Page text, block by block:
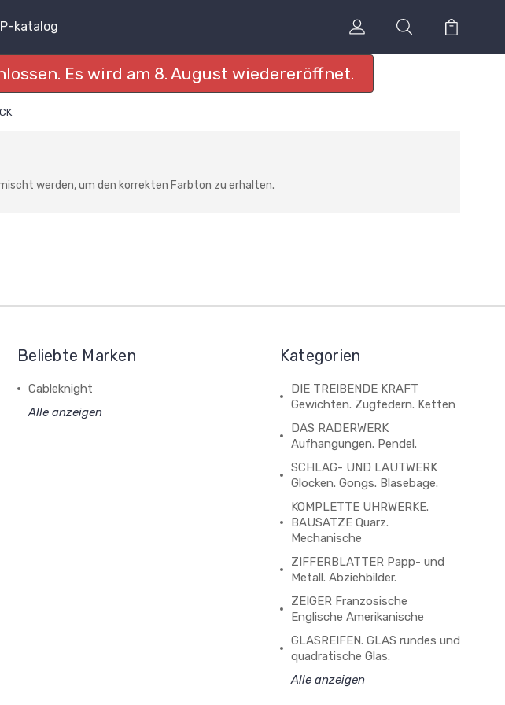
katalog
Es wird am 8. August wiedereröffnet.
werden, um den korrekten Farbton zu erhalten.
Beliebte Marken
Cableknight
Alle anzeigen
Kategorien
DIE TREIBENDE KRAFT
Gewichten. Zugfedern. Ketten
DAS RADERWERK
Aufhangungen. Pendel.
SCHLAG- UND LAUTWERK
Glocken. Gongs. Blasebage.
KOMPLETTE UHRWERKE.
BAUSATZE Quarz.
Mechanische
ZIFFERBLATTER Papp- und
Metall. Abziehbilder.
ZEIGER Franzosische
Englische Amerikanische
GLASREIFEN. GLAS rundes und
quadratische Glas.
Alle anzeigen